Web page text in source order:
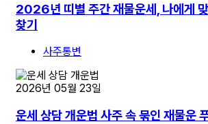
2026년 띠별 주간 재물운세, 나에게
찾기
사주통변
2026년 05월 23일
운세 상담 개운법 사주 속 묶인 재물운